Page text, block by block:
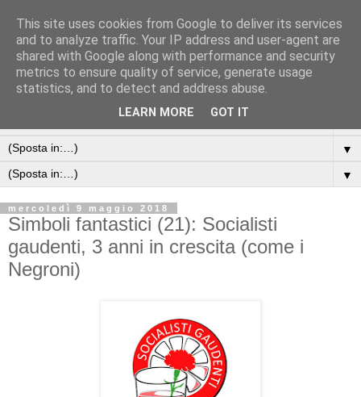
▼
▼
mercoledì 9 maggio 2018
Simboli fantastici (21): Socialisti
gaudenti, 3 anni in crescita (come i
Negroni)
This site uses cookies from Google to deliver its services
and to analyze traffic. Your IP address and user-agent are
shared with Google along with performance and security
metrics to ensure quality of service, generate usage
statistics, and to detect and address abuse.
LEARN MORE GOT IT